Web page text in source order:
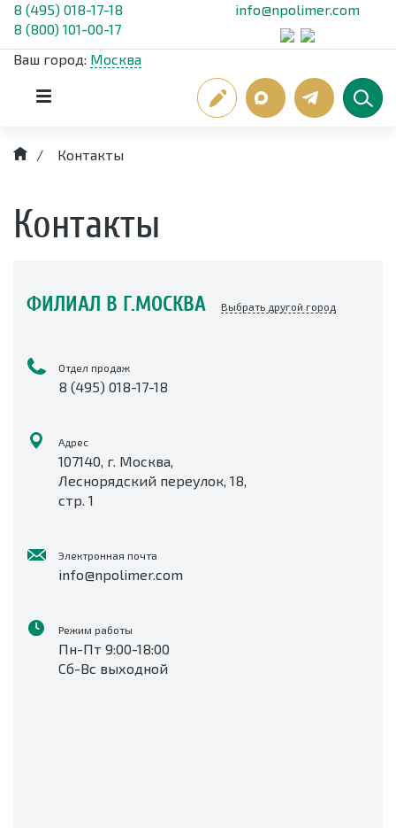
8 (495) 018-17-18
8 (800) 101-00-17
info@npolimer.com
Ваш город: Москва
/ Контакты
Контакты
ФИЛИАЛ В Г.МОСКВА Выбрать другой город
Отдел продаж
8 (495) 018-17-18
Адрес
107140, г. Москва,
Леснорядский переулок, 18,
стр. 1
Электронная почта
info@npolimer.com
Режим работы
Пн-Пт 9:00-18:00
Сб-Вс выходной